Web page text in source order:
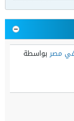
في مصر بواسطة